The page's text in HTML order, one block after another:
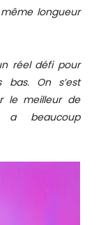
longueur
réel défi pour
On s’est
le meilleur de
a beaucoup